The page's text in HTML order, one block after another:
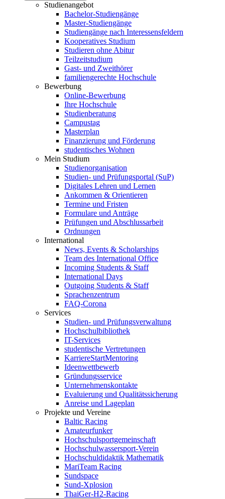
Studienangebot
Bachelor-Studiengänge
Master-Studiengänge
Studiengänge nach Interessensfeldern
Kooperatives Studium
Studieren ohne Abitur
Teilzeitstudium
Gast- und Zweithörer
familiengerechte Hochschule
Bewerbung
Online-Bewerbung
Ihre Hochschule
Studienberatung
Campustag
Masterplan
Finanzierung und Förderung
studentisches Wohnen
Mein Studium
Studienorganisation
Studien- und Prüfungsportal (SuP)
Digitales Lehren und Lernen
Ankommen & Orientieren
Termine und Fristen
Formulare und Anträge
Prüfungen und Abschlussarbeit
Ordnungen
International
News, Events & Scholarships
Team des International Office
Incoming Students & Staff
International Days
Outgoing Students & Staff
Sprachenzentrum
FAQ-Corona
Services
Studien- und Prüfungsverwaltung
Hochschulbibliothek
IT-Services
studentische Vertretungen
KarriereStartMentoring
Ideenwettbewerb
Gründungsservice
Unternehmenskontakte
Evaluierung und Qualitätssicherung
Anreise und Lageplan
Projekte und Vereine
Baltic Racing
Amateurfunker
Hochschulsportgemeinschaft
Hochschulwassersport-Verein
Hochschuldidaktik Mathematik
MariTeam Racing
Sundspace
Sund-Xplosion
ThaiGer-H2-Racing